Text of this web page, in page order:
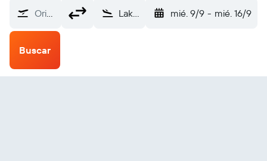
Origen Lakeba Island (LKB) mié. 9/9 - mié. 16/9
Buscar